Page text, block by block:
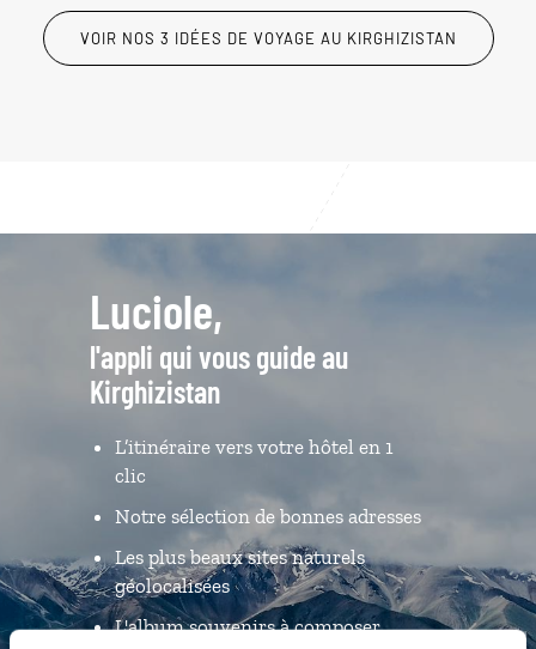
VOIR NOS 3 IDÉES DE VOYAGE AU KIRGHIZISTAN
Luciole,
l'appli qui vous guide au
Kirghizistan
L’itinéraire vers votre hôtel en 1
clic
Notre sélection de bonnes adresses
Les plus beaux sites naturels
géolocalisées
L'album souvenirs à composer